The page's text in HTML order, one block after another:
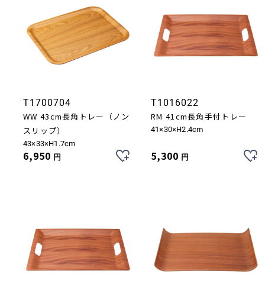
T1700704
WW 43cm長角トレー（ノン
スリップ）
43×33×H1.7cm
6,950 円
T1016022
RM 41cm長角手付トレー
41×30×H2.4cm
5,300 円